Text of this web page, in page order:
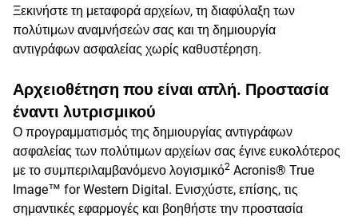
Ξεκινήστε τη μεταφορά αρχείων, τη διαφύλαξη των
πολύτιμων αναμνήσεών σας και τη δημιουργία
αντιγράφων ασφαλείας χωρίς καθυστέρηση.
Αρχειοθέτηση που είναι απλή. Προστασία
έναντι λυτρισμικού
Ο προγραμματισμός της δημιουργίας αντιγράφων
ασφαλείας των πολύτιμων αρχείων σας έγινε ευκολότερος
με το συμπεριλαμβανόμενο λογισμικό2 Acronis® True
Image™ for Western Digital. Ενισχύστε, επίσης, τις
σημαντικές εφαρμογές και βοηθήστε την προστασία